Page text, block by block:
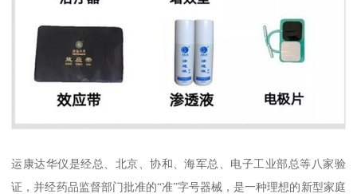
运康达华仪是经总、北京、协和、海军总、电子工业部总等八家验
证，并经药品监督部门批准的“准”字号器械，是一种理想的新型家庭